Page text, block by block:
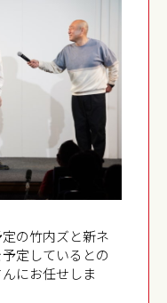
の竹内ズと新ネ
定しているとの
にお任せしま